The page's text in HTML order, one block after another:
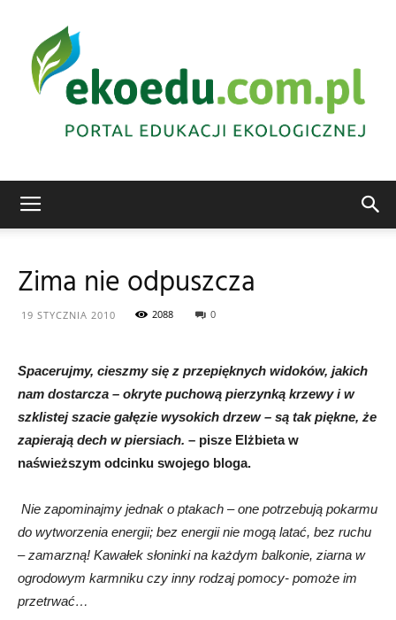
Abrys
Zima nie odpuszcza
19 STYCZNIA 2010 2088 0
Spacerujmy, cieszmy się z przepięknych widoków, jakich
nam dostarcza – okryte puchową pierzynką krzewy i w
szklistej szacie gałęzie wysokich drzew – są tak piękne, że
zapierają dech w piersiach. – pisze Elżbieta w
naświeższym odcinku swojego bloga.
Nie zapominajmy jednak o ptakach – one potrzebują pokarmu
do wytworzenia energii; bez energii nie mogą latać, bez ruchu
– zamarzną! Kawałek słoninki na każdym balkonie, ziarna w
ogrodowym karmniku czy inny rodzaj pomocy- pomoże im
przetrwać…